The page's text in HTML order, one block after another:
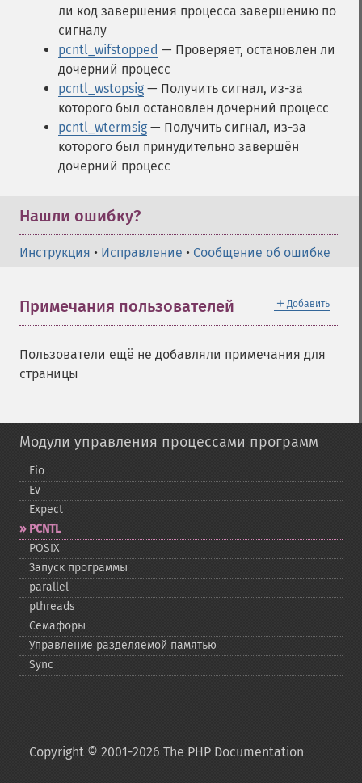
ли код завершения процесса завершению по
сигналу
pcntl_wifstopped — Проверяет, остановлен ли
дочерний процесс
pcntl_wstopsig — Получить сигнал, из-за
которого был остановлен дочерний процесс
pcntl_wtermsig — Получить сигнал, из-за
которого был принудительно завершён
дочерний процесс
Нашли ошибку?
Инструкция • Исправление • Сообщение об ошибке
＋ Добавить
Примечания пользователей
Пользователи ещё не добавляли примечания для
страницы
Модули управления процессами программ
Eio
Ev
Expect
PCNTL
POSIX
Запуск программы
parallel
pthreads
Семафоры
Управление разделяемой памятью
Sync
Copyright © 2001-2026 The PHP Documentation